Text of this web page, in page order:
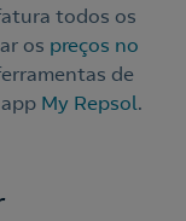
todos os
os preços no
de
My Repsol.